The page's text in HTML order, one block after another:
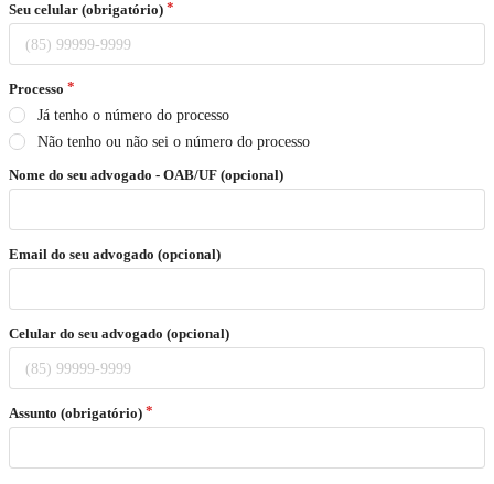
Seu celular (obrigatório)
Processo
Já tenho o número do processo
Não tenho ou não sei o número do processo
Nome do seu advogado - OAB/UF (opcional)
Email do seu advogado (opcional)
Celular do seu advogado (opcional)
Assunto (obrigatório)